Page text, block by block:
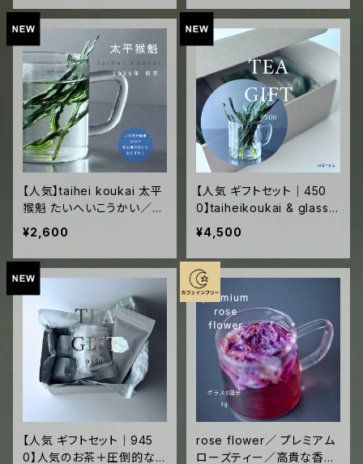
リットル分）
【人気】taihei koukai 太平
猴魁 たいへいこうかい／
希少！ 新茶 2026 手作り
プレミアム グラスで楽しむ
中国緑茶 安徽省 黄山市 猴
坑 15g ジッパー袋入
¥2,600
【人気 ギフトセット｜450
0】taiheikoukai & glass
／圧倒的な非日常感／初心
者にもお茶好きにもおすす
め／最高品質の中国緑茶／
専用グラス付き
¥4,500
【人気 ギフトセット｜945
0】人気のお茶＋圧倒的な
rose flower／ プレミアム
ローズティー／高貴な香り